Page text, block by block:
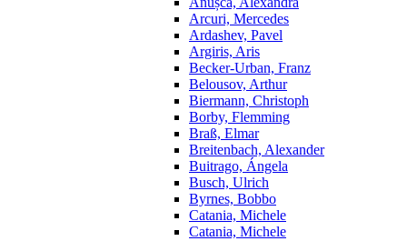
Arcuri, Mercedes
Ardashev, Pavel
Argiris, Aris
Becker-Urban, Franz
Belousov, Arthur
Biermann, Christoph
Borby, Flemming
Braß, Elmar
Breitenbach, Alexander
Buitrago, Ángela
Busch, Ulrich
Byrnes, Bobbo
Catania, Michele
Catania, Michele